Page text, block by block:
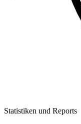
Statistiken und Reports